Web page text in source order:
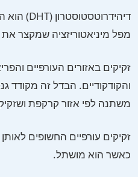
מפל מיניאטוריזציה שמקצר
זקיקים באזורים העורפיים
והקודקודיים. הבדל זה
משתנה לפי אזור קרקפת
כאשר הוא מושתל.